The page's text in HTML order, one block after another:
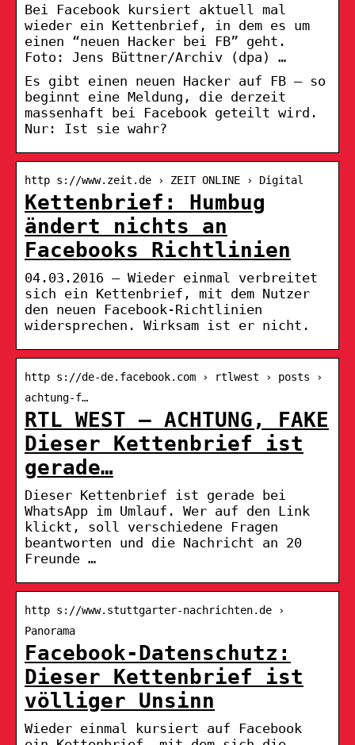
Bei Facebook kursiert aktuell mal
wieder ein Kettenbrief, in dem es um
einen “neuen Hacker bei FB” geht.
Foto: Jens Büttner/Archiv (dpa) …
Es gibt einen neuen Hacker auf FB – so
beginnt eine Meldung, die derzeit
massenhaft bei Facebook geteilt wird.
Nur: Ist sie wahr?
http s://www.zeit.de › ZEIT ONLINE › Digital
Kettenbrief: Humbug
ändert nichts an
Facebooks Richtlinien
04.03.2016 — Wieder einmal verbreitet
sich ein Kettenbrief, mit dem Nutzer
den neuen Facebook-Richtlinien
widersprechen. Wirksam ist er nicht.
http s://de-de.facebook.com › rtlwest › posts ›
achtung-f…
RTL WEST – ACHTUNG, FAKE
Dieser Kettenbrief ist
gerade…
Dieser Kettenbrief ist gerade bei
WhatsApp im Umlauf. Wer auf den Link
klickt, soll verschiedene Fragen
beantworten und die Nachricht an 20
Freunde …
http s://www.stuttgarter-nachrichten.de ›
Panorama
Facebook-Datenschutz:
Dieser Kettenbrief ist
völliger Unsinn
Wieder einmal kursiert auf Facebook